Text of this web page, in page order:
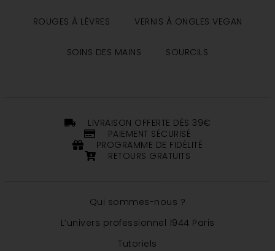
ROUGES À LÈVRES VERNIS À ONGLES VEGAN
SOINS DES MAINS SOURCILS
LIVRAISON OFFERTE DÈS 39€
PAIEMENT SÉCURISÉ
PROGRAMME DE FIDÉLITÉ
RETOURS GRATUITS
Qui sommes-nous ?
L’univers professionnel 1944 Paris
Tutoriels